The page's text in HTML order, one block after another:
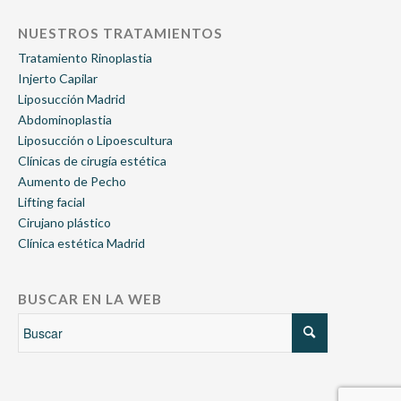
NUESTROS TRATAMIENTOS
Tratamiento Rinoplastia
Injerto Capilar
Liposucción Madrid
Abdominoplastia
Liposucción o Lipoescultura
Clínicas de cirugía estética
Aumento de Pecho
Lifting facial
Cirujano plástico
Clínica estética Madrid
BUSCAR EN LA WEB